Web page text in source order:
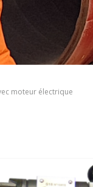
moteur électrique